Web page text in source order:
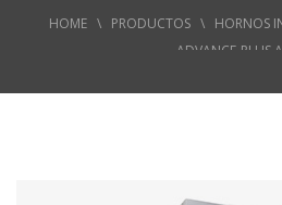
HOME \ PRODUCTOS \ HORNOS
ADVANCE-PLUS